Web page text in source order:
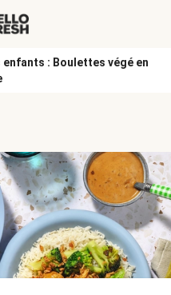
enfants : Boulettes végé en